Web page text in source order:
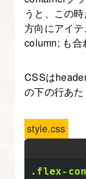
うと、この
方向にアイ
column; も合
CSSは
の下の行あた
style.css
.flex-